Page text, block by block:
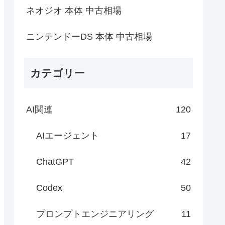
ネオジオ 本体 中古相場
ニンテンドーDS 本体 中古相場
カテゴリー
AI関連 120
AIエージェント 17
ChatGPT 42
Codex 50
プロンプトエンジニアリング 11